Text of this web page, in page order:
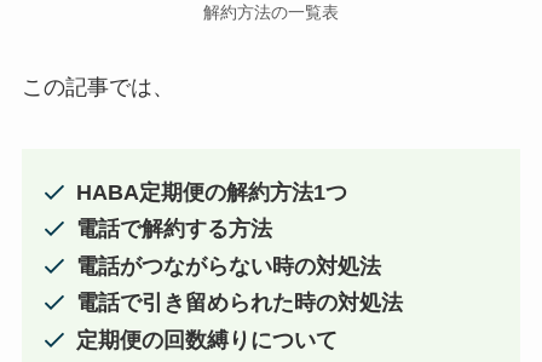
解約方法の一覧表
この記事では、
HABA定期便の解約方法1つ
電話で解約する方法
電話がつながらない時の対処法
電話で引き留められた時の対処法
定期便の回数縛りについて